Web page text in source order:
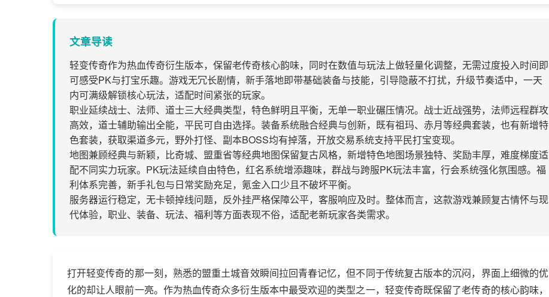
文章导读
轻变传奇作为热血传奇衍生版本，保留老传奇核心韵味，同时在数值与玩法上做轻量化调整，无需过度投入时间即
可感受PK与打宝乐趣。游戏无冗长剧情，新手落地即带基础装备与技能，引导隐蔽不打扰，升级节奏适中，一天
内可满级解锁核心玩法，适配时间紧张的玩家。
职业延续战士、法师、道士三大经典类型，特色鲜明且平衡，无单一职业碾压情况。战士近战强势，法师远程群攻
高效，道士辅助输出全能，平民可自由选择。装备系统融合经典与创新，既有祖玛、赤月等经典套装，也有新增特
色套装，获取渠道多元，野外打怪、副本BOSS均有掉落，开放交易系统支持平民打宝变现。
地图兼顾经典与新颖，比奇城、盟重省等经典地图保留复古风格，新增特色地图场景独特、奖励丰厚，难度梯度适
配不同实力玩家。PK玩法延续自由特色，红名系统增添趣味，群战与跨服PK玩法丰富，行会系统强化氛围感。福
利体系完善，新手礼包与日常奖励充足，氪金入口少且不破坏平衡。
服务器运行稳定，无卡顿掉线问题，反外挂严格保障公平，客服响应及时。整体而言，这款游戏兼顾复古情怀与现
代体验，职业、装备、玩法、福利等方面表现不俗，适配老新玩家各类需求。
打开轻变传奇的那一刻，熟悉的盟重土城音效瞬间拉回青春记忆，但不同于传统复古版本的沉闷，界面上细微的优
化的却让人眼前一亮。作为热血传奇众多衍生版本中最受欢迎的类型之一，轻变传奇既保留了老传奇的核心韵味，